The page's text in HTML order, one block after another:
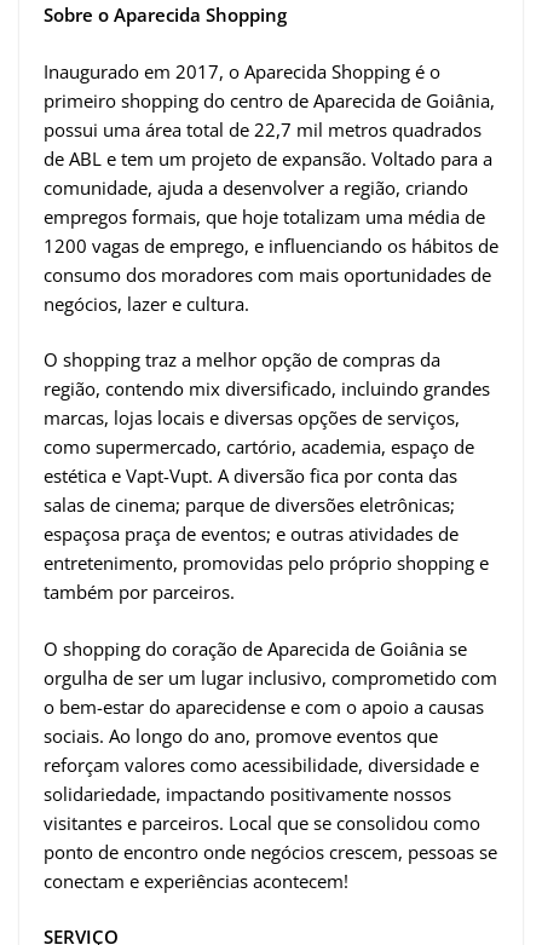
Sobre o Aparecida Shopping
Inaugurado em 2017, o Aparecida Shopping é o
primeiro shopping do centro de Aparecida de Goiânia,
possui uma área total de 22,7 mil metros quadrados
de ABL e tem um projeto de expansão. Voltado para a
comunidade, ajuda a desenvolver a região, criando
empregos formais, que hoje totalizam uma média de
1200 vagas de emprego, e influenciando os hábitos de
consumo dos moradores com mais oportunidades de
negócios, lazer e cultura.
O shopping traz a melhor opção de compras da
região, contendo mix diversificado, incluindo grandes
marcas, lojas locais e diversas opções de serviços,
como supermercado, cartório, academia, espaço de
estética e Vapt-Vupt. A diversão fica por conta das
salas de cinema; parque de diversões eletrônicas;
espaçosa praça de eventos; e outras atividades de
entretenimento, promovidas pelo próprio shopping e
também por parceiros.
O shopping do coração de Aparecida de Goiânia se
orgulha de ser um lugar inclusivo, comprometido com
o bem-estar do aparecidense e com o apoio a causas
sociais. Ao longo do ano, promove eventos que
reforçam valores como acessibilidade, diversidade e
solidariedade, impactando positivamente nossos
visitantes e parceiros. Local que se consolidou como
ponto de encontro onde negócios crescem, pessoas se
conectam e experiências acontecem!
SERVIÇO